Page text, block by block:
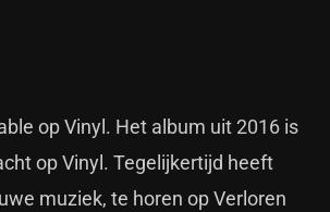
op Vinyl. Het album uit 2016 is
op Vinyl. Tegelijkertijd heeft
muziek, te horen op Verloren